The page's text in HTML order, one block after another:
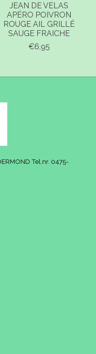
JEAN DE VELAS
APÉRO POIVRON
ROUGE AIL GRILLÉ
SAUGE FRAICHE
€6,95
Tel.nr. 0475-